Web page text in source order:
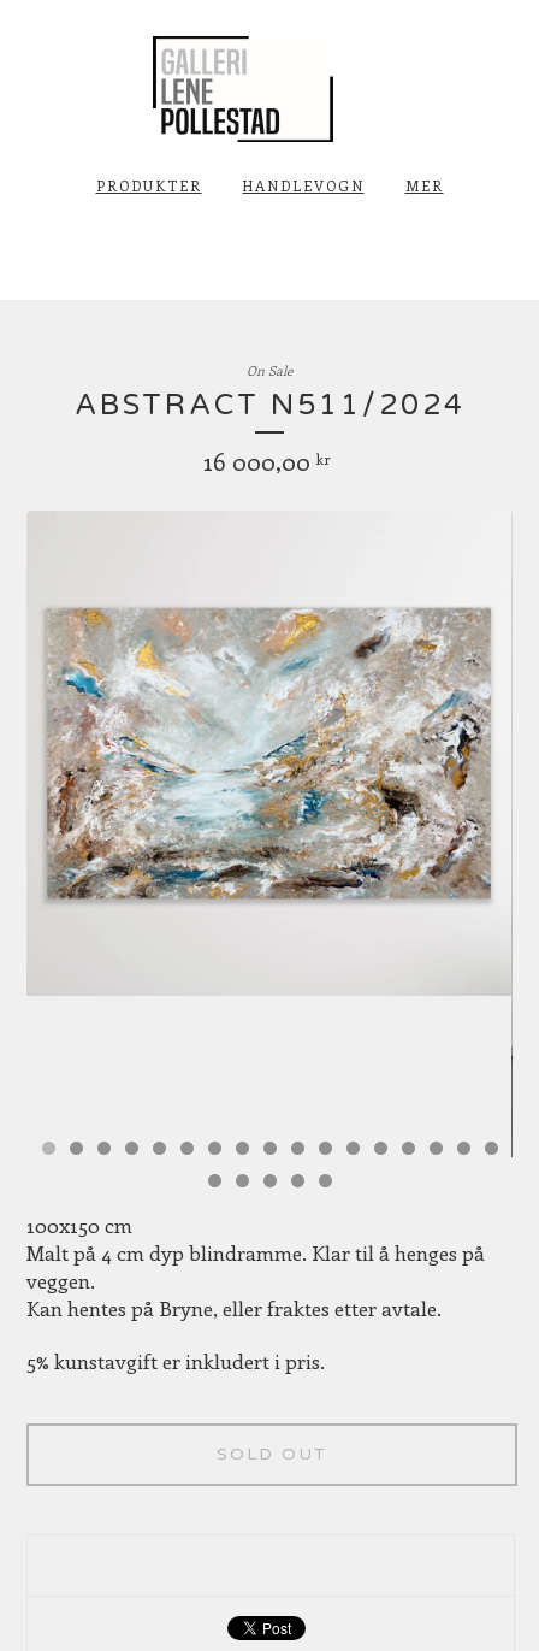
PRODUKTER HANDLEVOGN MER
ABSTRACT N511/2024
16 000,00 kr
On Sale
100x150 cm
Malt på 4 cm dyp blindramme. Klar til å henges på
veggen.
Kan hentes på Bryne, eller fraktes etter avtale.
5% kunstavgift er inkludert i pris.
SOLD OUT